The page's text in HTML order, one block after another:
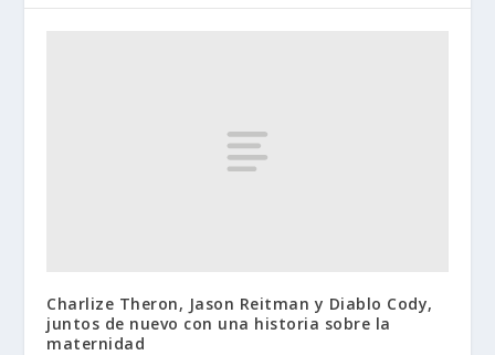
Charlize Theron, Jason Reitman y Diablo Cody,
juntos de nuevo con una historia sobre la
maternidad